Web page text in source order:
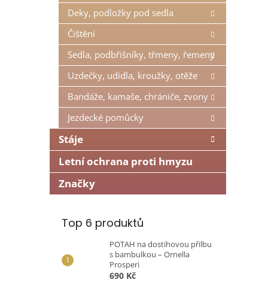
Deky, podložky pod sedla
Čištění
Sedla, podbřišníky, třmeny, řemeny
Uzdečky, udidla, kroužky, otěže
Bandáže, kamaše, chrániče, zvony
Jezdecké pomůcky
Stáje
Letní ochrana proti hmyzu
Značky
Top 6 produktů
POTAH na dostihovou přilbu
s bambulkou – Ornella
Prosperi
690 Kč